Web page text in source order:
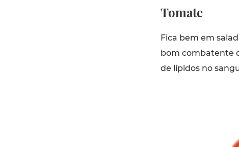
Tomate
Fica bem em
bom combatente
de lípidos no